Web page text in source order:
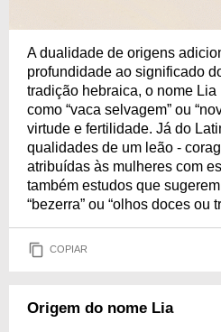
A dualidade de origens
profundidade ao significado
tradição hebraica, o nome
como “vaca selvagem” ou
virtude e fertilidade. Já do
qualidades de um leão -
atribuídas às mulheres com
também estudos que
“bezerra” ou “olhos doces ou
COPIAR
Origem do nome Lia